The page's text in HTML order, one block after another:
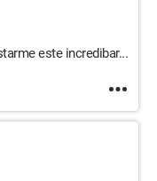
este incredibar...